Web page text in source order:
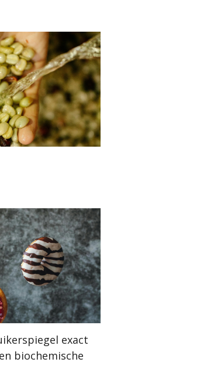
exact
biochemische